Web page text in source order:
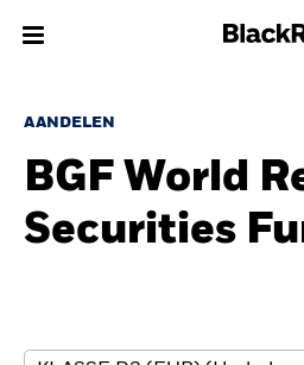
Over Ons
Producten
Thema's
Beleggingsinformatie
AANDELEN
BGF World
Securities